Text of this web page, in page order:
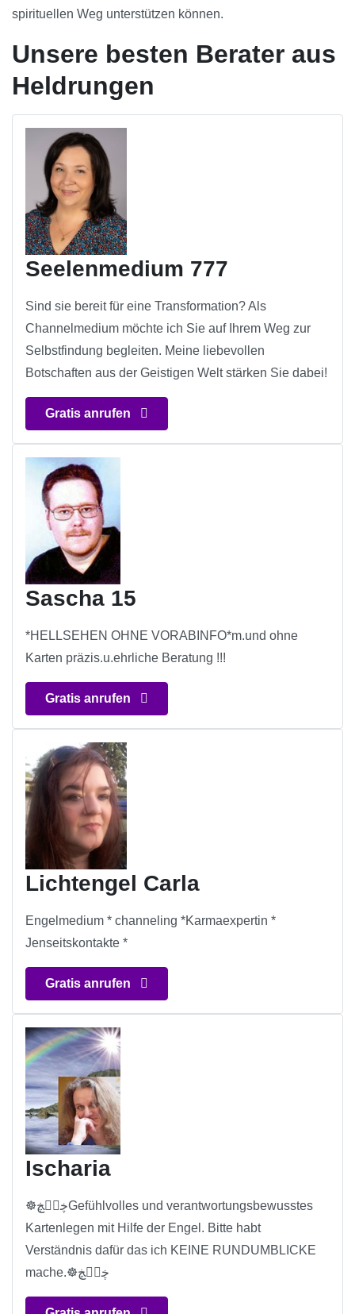
spirituellen Weg unterstützen können.
Unsere besten Berater aus
Heldrungen
Seelenmedium 777
Sind sie bereit für eine Transformation? Als
Channelmedium möchte ich Sie auf Ihrem Weg zur
Selbstfindung begleiten. Meine liebevollen
Botschaften aus der Geistigen Welt stärken Sie dabei!
Gratis anrufen
Sascha 15
*HELLSEHEN OHNE VORABINFO*m.und ohne
Karten präzis.u.ehrliche Beratung !!!
Gratis anrufen
Lichtengel Carla
Engelmedium * channeling *Karmaexpertin *
Jenseitskontakte *
Gratis anrufen
Ischaria
☸ڿڰۣڿGefühlvolles und verantwortungsbewusstes
Kartenlegen mit Hilfe der Engel. Bitte habt
Verständnis dafür das ich KEINE RUNDUMBLICKE
mache.☸ڿڰۣڿ